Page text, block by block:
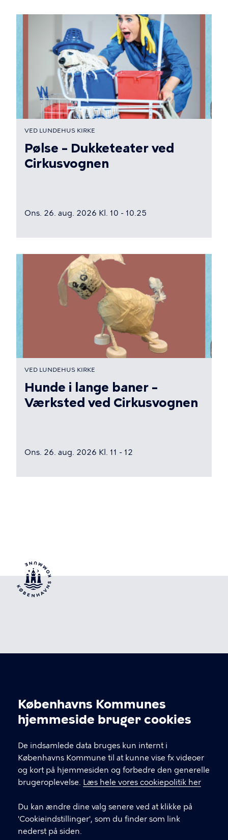
Cookieindstillinger
Københavns Kommunes
hjemmeside bruger cookies
De indsamlede data bruges kun internt i
Københavns Kommune til at kunne vise fx videoer
og kort på hjemmesiden og forbedre den generelle
brugeroplevelse. Læs hele vores cookiepolitik her
Du kan ændre dine valg senere ved at klikke på
'Cookieindstillinger', som du finder som link
nederst på siden.
VED LUNDEHUS KIRKE
Pølse – Dukketeater ved
Cirkusvognen
Ons. 26. aug. 2026 Kl. 10 - 10.25
VED LUNDEHUS KIRKE
Hunde i lange baner –
Værksted ved Cirkusvognen
Ons. 26. aug. 2026 Kl. 11 - 12
Københavns Kommune Nyropsgade 3, 1602
København V
LINKS